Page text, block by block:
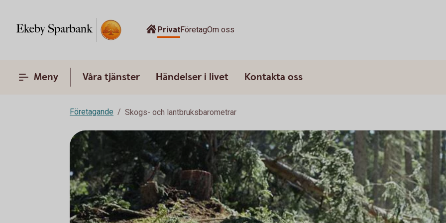
PrivatFöretagOm oss
Meny Våra tjänster Händelser i livet Kontakta oss
Företagande Skogs- och lantbruksbarometrar